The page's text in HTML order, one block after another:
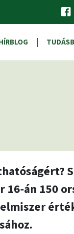
án 150